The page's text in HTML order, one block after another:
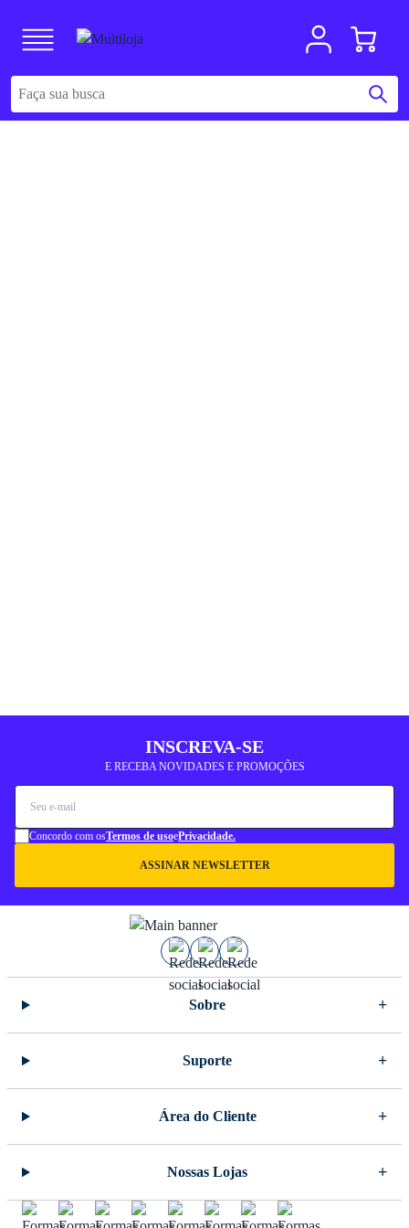
INSCREVA-SE
E RECEBA NOVIDADES E PROMOÇÕES
Concordo com osTermos de usoePrivacidade.
ASSINAR NEWSLETTER
Sobre
Suporte
Área do Cliente
Nossas Lojas